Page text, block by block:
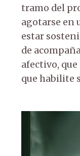
tramo del
agotarse en
estar
de
afectivo,
que habilite